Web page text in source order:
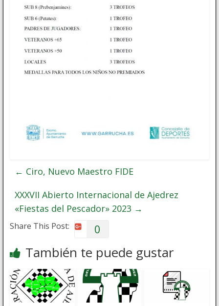
← Ciro, Nuevo Maestro FIDE
XXXVII Abierto Internacional de Ajedrez
«Fiestas del Pescador» 2023 →
Share This Post: 0
También te puede gustar